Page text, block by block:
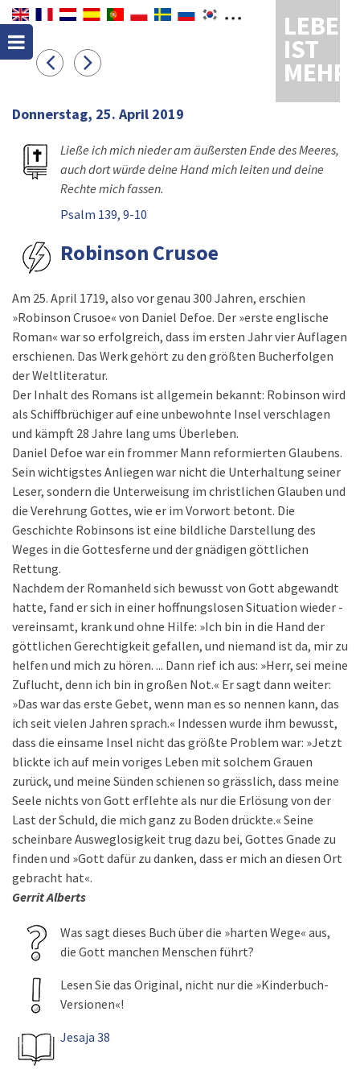
LEBEN
IST
MEHR
Donnerstag, 25. April 2019
Ließe ich mich nieder am äußersten Ende des Meeres,
auch dort würde deine Hand mich leiten und deine
Rechte mich fassen.
Psalm 139, 9-10
Robinson Crusoe
Am 25. April 1719, also vor genau 300 Jahren, erschien
»Robinson Crusoe« von Daniel Defoe. Der »erste englische
Roman« war so erfolgreich, dass im ersten Jahr vier Auflagen
erschienen. Das Werk gehört zu den größten Bucherfolgen
der Weltliteratur.
Der Inhalt des Romans ist allgemein bekannt: Robinson wird
als Schiffbrüchiger auf eine unbewohnte Insel verschlagen
und kämpft 28 Jahre lang ums Überleben.
Daniel Defoe war ein frommer Mann reformierten Glaubens.
Sein wichtigstes Anliegen war nicht die Unterhaltung seiner
Leser, sondern die Unterweisung im christlichen Glauben und
die Verehrung Gottes, wie er im Vorwort betont. Die
Geschichte Robinsons ist eine bildliche Darstellung des
Weges in die Gottesferne und der gnädigen göttlichen
Rettung.
Nachdem der Romanheld sich bewusst von Gott abgewandt
hatte, fand er sich in einer hoffnungslosen Situation wieder -
vereinsamt, krank und ohne Hilfe: »Ich bin in die Hand der
göttlichen Gerechtigkeit gefallen, und niemand ist da, mir zu
helfen und mich zu hören. ... Dann rief ich aus: »Herr, sei meine
Zuflucht, denn ich bin in großen Not.« Er sagt dann weiter:
»Das war das erste Gebet, wenn man es so nennen kann, das
ich seit vielen Jahren sprach.« Indessen wurde ihm bewusst,
dass die einsame Insel nicht das größte Problem war: »Jetzt
blickte ich auf mein voriges Leben mit solchem Grauen
zurück, und meine Sünden schienen so grässlich, dass meine
Seele nichts von Gott erflehte als nur die Erlösung von der
Last der Schuld, die mich ganz zu Boden drückte.« Seine
scheinbare Ausweglosigkeit trug dazu bei, Gottes Gnade zu
finden und »Gott dafür zu danken, dass er mich an diesen Ort
gebracht hat«.
Gerrit Alberts
Was sagt dieses Buch über die »harten Wege« aus,
die Gott manchen Menschen führt?
Lesen Sie das Original, nicht nur die »Kinderbuch-
Versionen«!
Jesaja 38